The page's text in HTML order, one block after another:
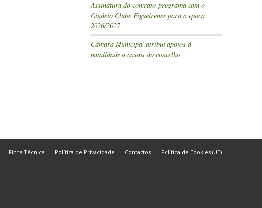
Assinatura do contrato-programa com o
Ginásio Clube Figueirense para a época
2026/2027
Câmara Municipal atribui apoios à
natalidade a casais do concelho
Ficha Técnica Política de Privacidade Contactos Política de Cookies (UE)